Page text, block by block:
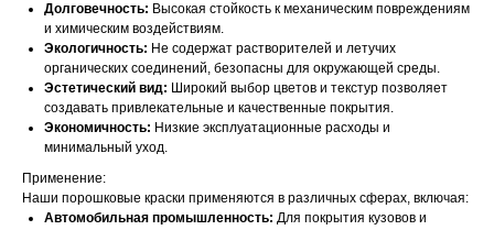
Долговечность: Высокая стойкость к механическим повреждениям
и химическим воздействиям.
Экологичность: Не содержат растворителей и летучих
органических соединений, безопасны для окружающей среды.
Эстетический вид: Широкий выбор цветов и текстур позволяет
создавать привлекательные и качественные покрытия.
Экономичность: Низкие эксплуатационные расходы и
минимальный уход.
Применение:
Наши порошковые краски применяются в различных сферах, включая:
Автомобильная промышленность: Для покрытия кузовов и